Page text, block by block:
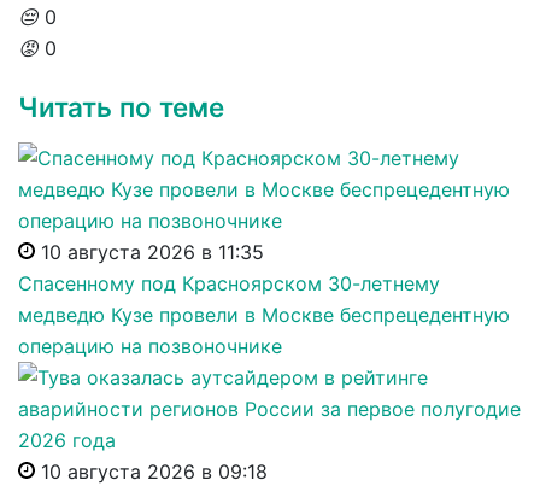
😔 0
😡 0
Читать по теме
10 августа 2026 в 11:35
Спасенному под Красноярском 30-летнему
медведю Кузе провели в Москве беспрецедентную
операцию на позвоночнике
10 августа 2026 в 09:18